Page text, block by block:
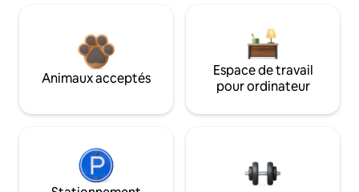
Animaux acceptés
Espace de travail
pour ordinateur